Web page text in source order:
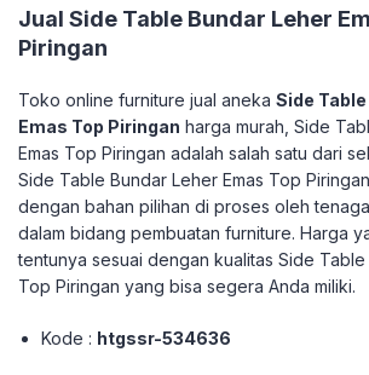
Jual Side Table Bundar Leher
Piringan
Toko online furniture jual aneka Side
Emas Top Piringan harga murah, Side
Emas Top Piringan adalah salah satu dari
Side Table Bundar Leher Emas Top
dengan bahan pilihan di proses oleh
dalam bidang pembuatan furniture. Harga
tentunya sesuai dengan kualitas Side Table
Top Piringan yang bisa segera Anda miliki.
Kode : htgssr-534636